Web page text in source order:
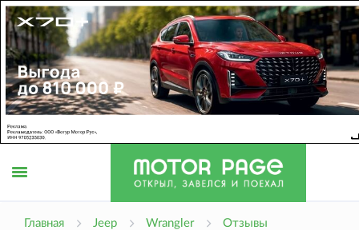
Главная Jeep Wrangler
Отзывы